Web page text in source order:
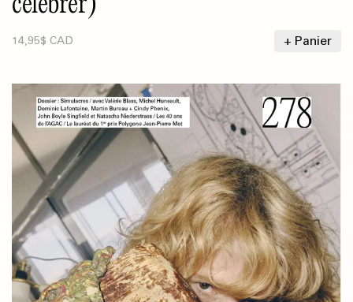
14,95$ CAD + Panier